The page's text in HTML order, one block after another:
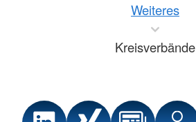
Weiteres
Kreisverbände